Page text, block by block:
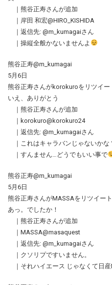
｜熊谷正寿さんが追加
｜岸田 和宏@HIRO_KISHIDA
｜返信先: @m_kumagaiさん
｜操縦全般かないませんよ
熊谷正寿@m_kumagai
5月6日
熊谷正寿さんがkorokuroをリツイー
いえ、ありがとう
｜熊谷正寿さんが追加
｜korokuro@korokuro24
｜返信先: @m_kumagaiさん
｜これはキャラバンじゃないかな
｜すんません…どうでもいい事で
熊谷正寿@m_kumagai
5月6日
熊谷正寿さんがMASSAをリツイー
あっ。でしたか！
｜熊谷正寿さんが追加
｜MASSA@masaquest
｜返信先: @m_kumagaiさん
｜クソリプですいません。
｜それハイエース じゃなくて日産